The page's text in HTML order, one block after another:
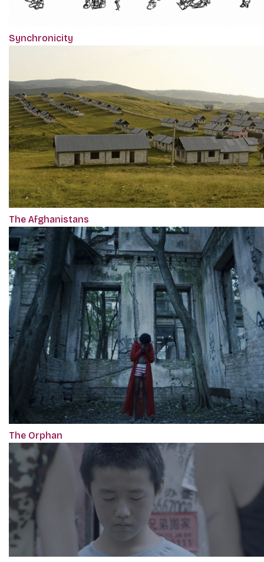
Synchronicity
The Afghanistans
The Orphan